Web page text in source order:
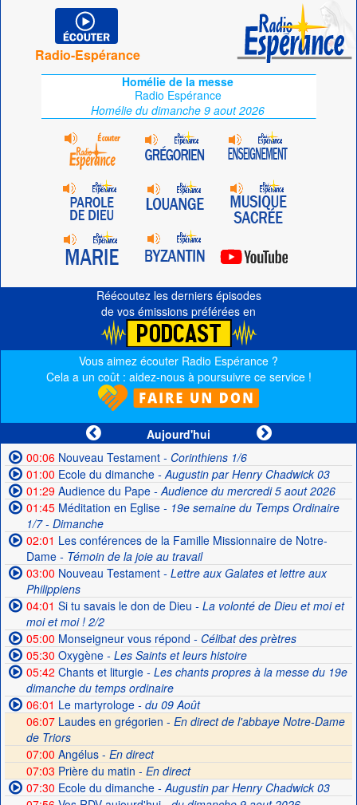
Radio-Espérance
Homélie de la messe
Radio Espérance
Homélie du dimanche 9 aout 2026
Réécoutez les derniers épisodes
de vos émissions préférées en
Vous aimez écouter Radio Espérance ?
Cela a un coût : aidez-nous à poursuivre ce service !
Aujourd'hui
00:06Nouveau Testament- Corinthiens 1/6
01:00 Ecole du dimanche- Augustin par Henry Chadwick 03
01:29Audience du Pape- Audience du mercredi 5 aout 2026
01:45Méditation en Eglise- 19e semaine du Temps Ordinaire
1/7 - Dimanche
02:01 Les conférences de la Famille Missionnaire de Notre-
Dame- Témoin de la joie au travail
03:00 Nouveau Testament- Lettre aux Galates et lettre aux
Philippiens
04:01 Si tu savais le don de Dieu - La volonté de Dieu et moi et
moi et moi ! 2/2
05:00 Monseigneur vous répond - Célibat des prètres
05:30 Oxygène- Les Saints et leurs histoire
05:42 Chants et liturgie- Les chants propres à la messe du 19e
dimanche du temps ordinaire
06:01 Le martyrologe- du 09 Août
06:07Laudes en grégorien - En direct de l'abbaye Notre-Dame
de Triors
07:00 Angélus - En direct
07:03 Prière du matin - En direct
07:30 Ecole du dimanche- Augustin par Henry Chadwick 03